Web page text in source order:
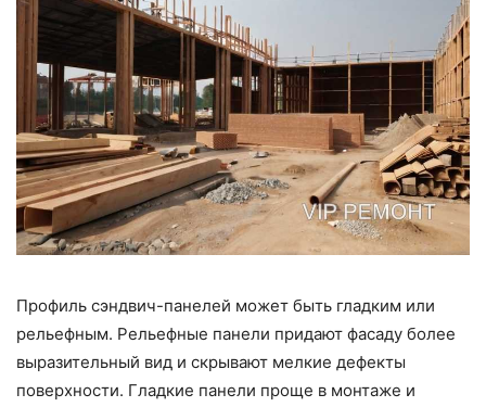
Профиль сэндвич-панелей может быть гладким или
рельефным. Рельефные панели придают фасаду более
выразительный вид и скрывают мелкие дефекты
поверхности. Гладкие панели проще в монтаже и